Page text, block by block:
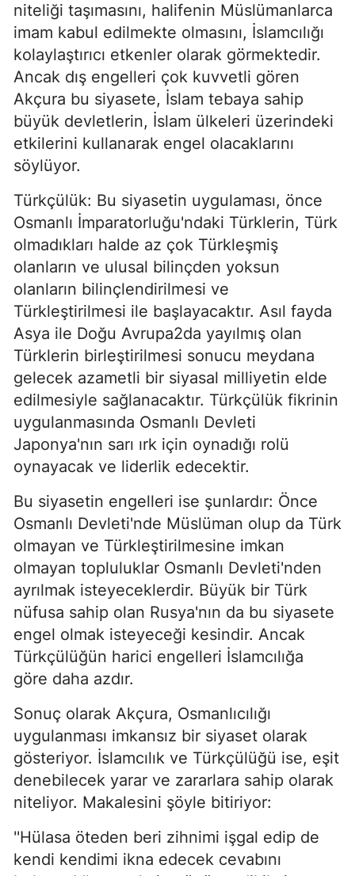
niteliği taşımasını, halifenin Müslümanlarca
imam kabul edilmekte olmasını, İslamcılığı
kolaylaştırıcı etkenler olarak görmektedir.
Ancak dış engelleri çok kuvvetli gören
Akçura bu siyasete, İslam tebaya sahip
büyük devletlerin, İslam ülkeleri üzerindeki
etkilerini kullanarak engel olacaklarını
söylüyor.
Türkçülük: Bu siyasetin uygulaması, önce
Osmanlı İmparatorluğu'ndaki Türklerin, Türk
olmadıkları halde az çok Türkleşmiş
olanların ve ulusal bilinçden yoksun
olanların bilinçlendirilmesi ve
Türkleştirilmesi ile başlayacaktır. Asıl fayda
Asya ile Doğu Avrupa2da yayılmış olan
Türklerin birleştirilmesi sonucu meydana
gelecek azametli bir siyasal milliyetin elde
edilmesiyle sağlanacaktır. Türkçülük fikrinin
uygulanmasında Osmanlı Devleti
Japonya'nın sarı ırk için oynadığı rolü
oynayacak ve liderlik edecektir.
Bu siyasetin engelleri ise şunlardır: Önce
Osmanlı Devleti'nde Müslüman olup da Türk
olmayan ve Türkleştirilmesine imkan
olmayan topluluklar Osmanlı Devleti'nden
ayrılmak isteyeceklerdir. Büyük bir Türk
nüfusa sahip olan Rusya'nın da bu siyasete
engel olmak isteyeceği kesindir. Ancak
Türkçülüğün harici engelleri İslamcılığa
göre daha azdır.
Sonuç olarak Akçura, Osmanlıcılığı
uygulanması imkansız bir siyaset olarak
gösteriyor. İslamcılık ve Türkçülüğü ise, eşit
denebilecek yarar ve zararlara sahip olarak
niteliyor. Makalesini şöyle bitiriyor:
''Hülasa öteden beri zihnimi işgal edip de
kendi kendimi ikna edecek cevabını